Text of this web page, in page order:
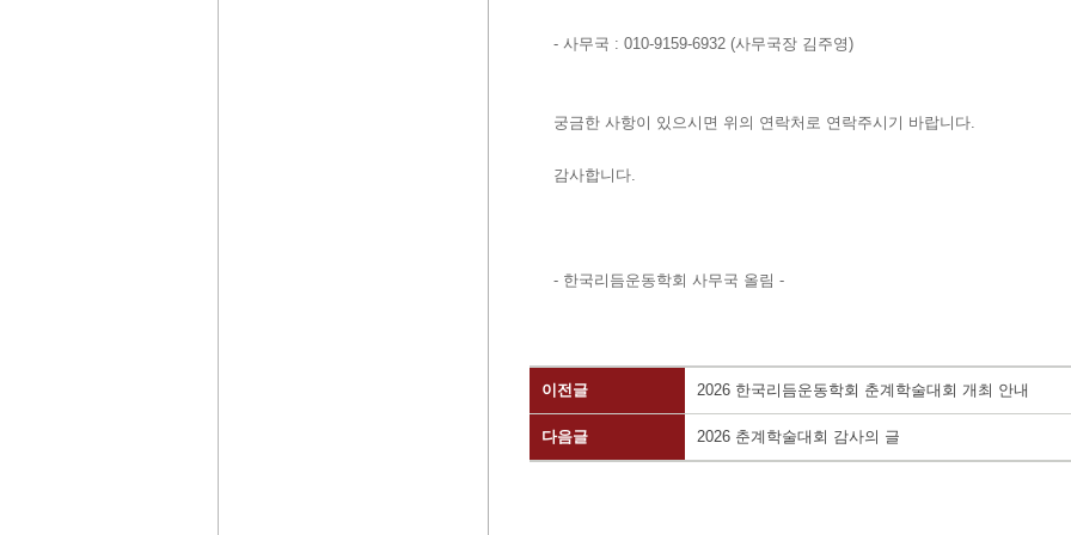
- 사무국 : 010-9159-6932 (사무국장 김주영)
궁금한 사항이 있으시면 위의 연락처로 연락주시기 바랍니다.
감사합니다.
- 한국리듬운동학회 사무국 올림 -
이전글 2026 한국리듬운동학회 춘계학술대회 개최 안내
다음글 2026 춘계학술대회 감사의 글